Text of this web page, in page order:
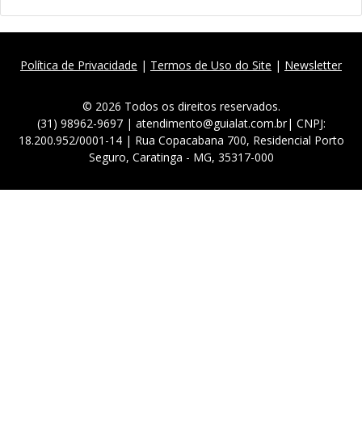
Política de Privacidade | Termos de Uso do Site | Newsletter
© 2026 Todos os direitos reservados.
(31) 98962-9697 | atendimento@guialat.com.br| CNPJ:
18.200.952/0001-14 | Rua Copacabana 700, Residencial Porto
Seguro, Caratinga - MG, 35317-000